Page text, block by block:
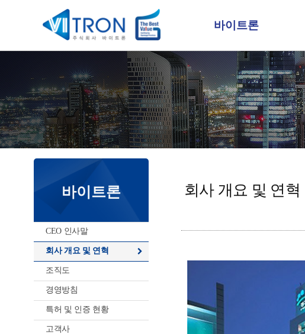
바이트론
바이트론
CEO 인사말
회사 개요 및 연혁
조직도
경영방침
특허 및 인증 현황
고객사
회사 개요 및 연혁